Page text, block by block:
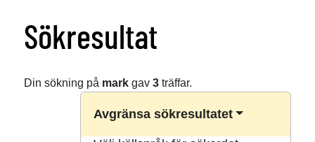
Sökresultat
Din sökning på markgav 3träffar.
Avgränsa sökresultatet